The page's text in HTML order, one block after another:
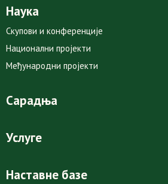
Наука
Скупови и конференције
Национални пројекти
Међународни пројекти
Сарадња
Услуге
Наставне базе